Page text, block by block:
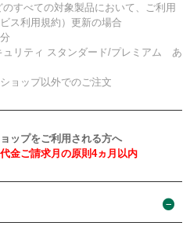
すべての対象製品において、ご利用
ス利用規約）更新の場合
ュリティ スタンダード/プレミアム あ
ョップ以外でのご注文
ップをご利用される方へ
金ご請求月の原則4ヵ月以内